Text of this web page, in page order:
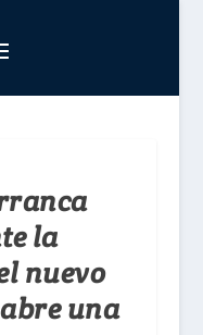
la
nuevo
una